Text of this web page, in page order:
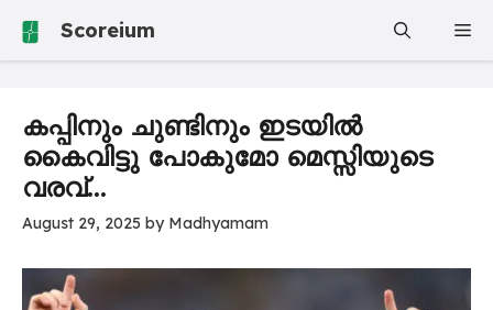
Scoreium
കപ്പിനും ചുണ്ടിനും ഇടയിൽ
കൈവിട്ടു പോകുമോ മെസ്സിയുടെ
വരവ്…
August 29, 2025 by Madhyamam